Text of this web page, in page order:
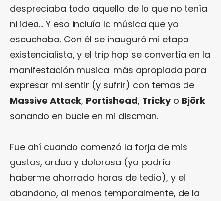
despreciaba todo aquello de lo que no tenía
ni idea… Y eso incluía la música que yo
escuchaba. Con él se inauguró mi etapa
existencialista, y el trip hop se convertía en la
manifestación musical más apropiada para
expresar mi sentir (y sufrir) con temas de
Massive Attack, Portishead, Trickyo Björk
sonando en bucle en mi discman.
Fue ahí cuando comenzó la forja de mis
gustos, ardua y dolorosa (ya podría
haberme ahorrado horas de tedio), y el
abandono, al menos temporalmente, de la